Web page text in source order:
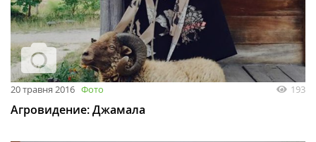
20 травня 2016 Фото 193
Агровидение: Джамала